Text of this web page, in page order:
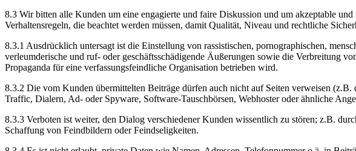
8.3 Wir bitten alle Kunden um eine engagierte und faire Diskussion und um akzeptable
Verhaltensregeln, die beachtet werden müssen, damit Qualität, Niveau und rechtliche
8.3.1 Ausdrücklich untersagt ist die Einstellung von rassistischen, pornographischen,
verleumderische und ruf- oder geschäftsschädigende Äußerungen sowie die Verbreitung
Propaganda für eine verfassungsfeindliche Organisation betrieben wird.
8.3.2 Die vom Kunden übermittelten Beiträge dürfen auch nicht auf Seiten verweisen
Traffic, Dialern, Ad- oder Spyware, Software-Tauschbörsen, Webhoster oder ähnliche
8.3.3 Verboten ist weiter, den Dialog verschiedener Kunden wissentlich zu stören; z.B.
Schaffung von Feindbildern oder Feindseligkeiten.